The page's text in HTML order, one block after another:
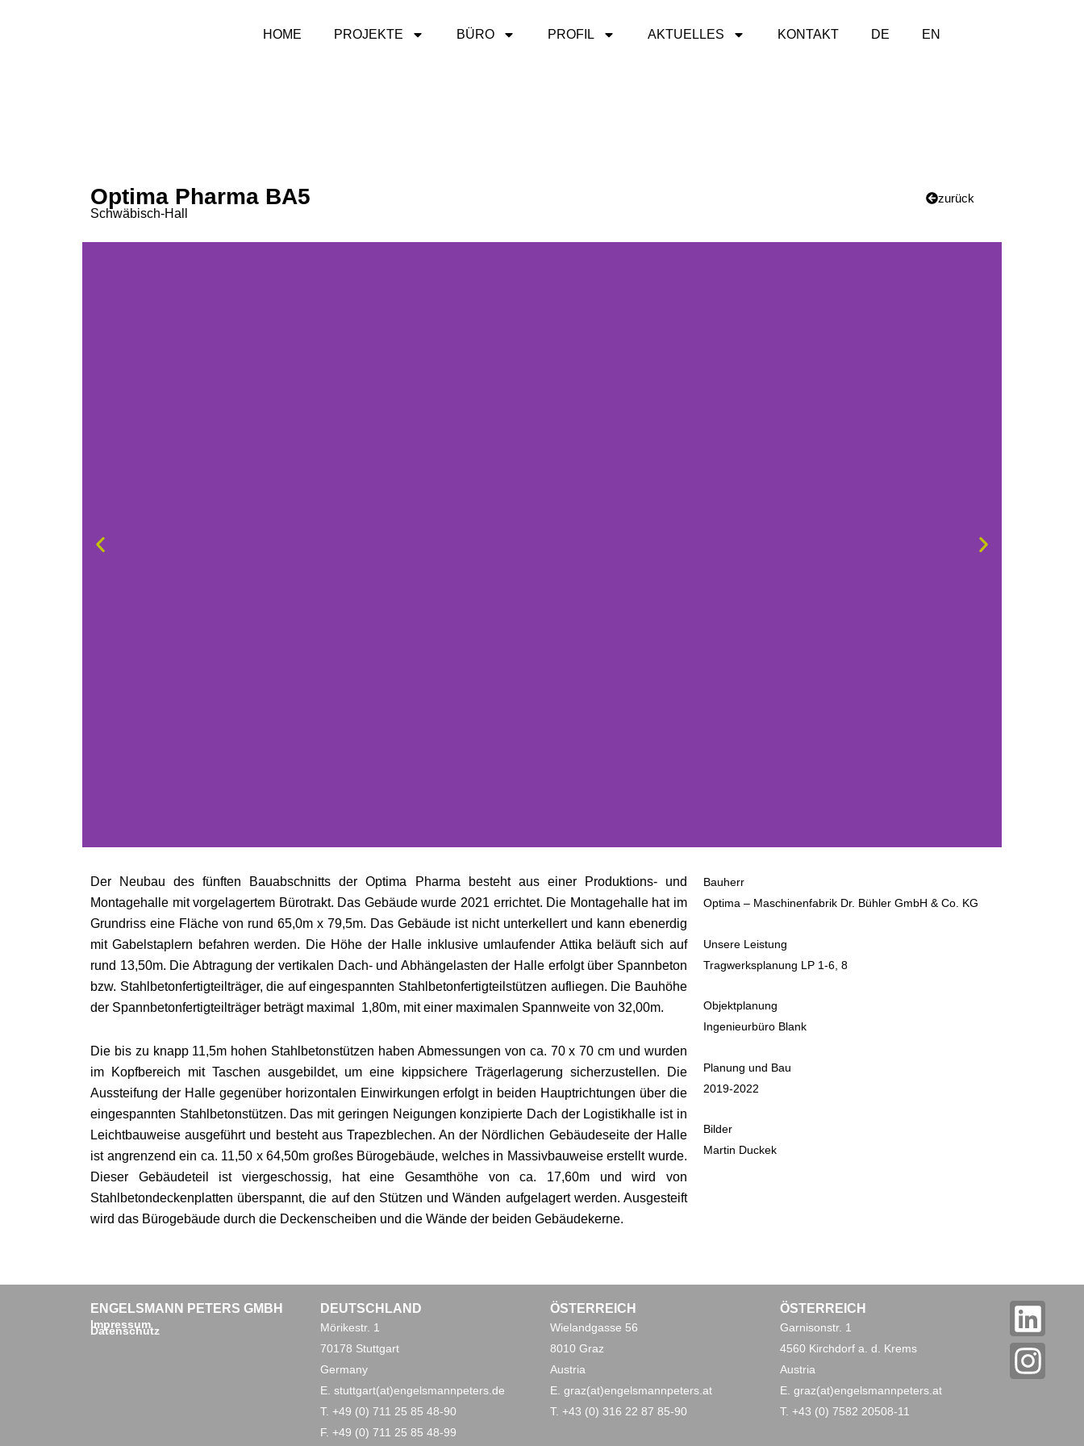
HOME PROJEKTE BÜRO PROFIL AKTUELLES KONTAKT DE EN
Optima Pharma BA5
Schwäbisch-Hall
zurück
Der Neubau des fünften Bauabschnitts der Optima Pharma besteht aus einer Produktions- und
Montagehalle mit vorgelagertem Bürotrakt. Das Gebäude wurde 2021 errichtet. Die Montagehalle hat im
Grundriss eine Fläche von rund 65,0m x 79,5m. Das Gebäude ist nicht unterkellert und kann ebenerdig
mit Gabelstaplern befahren werden. Die Höhe der Halle inklusive umlaufender Attika beläuft sich auf
rund 13,50m. Die Abtragung der vertikalen Dach- und Abhängelasten der Halle erfolgt über Spannbeton
bzw. Stahlbetonfertigteilträger, die auf eingespannten Stahlbetonfertigteilstützen aufliegen. Die Bauhöhe
der Spannbetonfertigteilträger beträgt maximal 1,80m, mit einer maximalen Spannweite von 32,00m.
Die bis zu knapp 11,5m hohen Stahlbetonstützen haben Abmessungen von ca. 70 x 70 cm und wurden
im Kopfbereich mit Taschen ausgebildet, um eine kippsichere Trägerlagerung sicherzustellen. Die
Aussteifung der Halle gegenüber horizontalen Einwirkungen erfolgt in beiden Hauptrichtungen über die
eingespannten Stahlbetonstützen. Das mit geringen Neigungen konzipierte Dach der Logistikhalle ist in
Leichtbauweise ausgeführt und besteht aus Trapezblechen. An der Nördlichen Gebäudeseite der Halle
ist angrenzend ein ca. 11,50 x 64,50m großes Bürogebäude, welches in Massivbauweise erstellt wurde.
Dieser Gebäudeteil ist viergeschossig, hat eine Gesamthöhe von ca. 17,60m und wird von
Stahlbetondeckenplatten überspannt, die auf den Stützen und Wänden aufgelagert werden. Ausgesteift
wird das Bürogebäude durch die Deckenscheiben und die Wände der beiden Gebäudekerne.
Bauherr
Optima – Maschinenfabrik Dr. Bühler GmbH & Co. KG
Unsere Leistung
Tragwerksplanung LP 1-6, 8
Objektplanung
Ingenieurbüro Blank
Planung und Bau
2019-2022
Bilder
Martin Duckek
ENGELSMANN PETERS GMBH
Impressum
Datenschutz
DEUTSCHLAND
Mörikestr. 1
70178 Stuttgart
Germany
E. stuttgart(at)engelsmannpeters.de
T. +49 (0) 711 25 85 48-90
F. +49 (0) 711 25 85 48-99
ÖSTERREICH
Wielandgasse 56
8010 Graz
Austria
E. graz(at)engelsmannpeters.at
T. +43 (0) 316 22 87 85-90
ÖSTERREICH
Garnisonstr. 1
4560 Kirchdorf a. d. Krems
Austria
E. graz(at)engelsmannpeters.at
T. +43 (0) 7582 20508-11
L
i
n
I
n
s